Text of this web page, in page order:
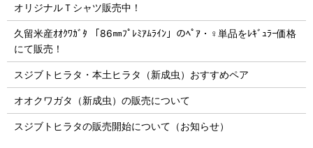
オリジナルＴシャツ販売中！
久留米産ｵｵｸﾜｶﾞﾀ 「86㎜ﾌﾟﾚﾐｱﾑﾗｲﾝ」のﾍﾟｱ・♀単品をﾚｷﾞｭﾗｰ価格
にて販売！
スジブトヒラタ・本土ヒラタ（新成虫）おすすめペア
オオクワガタ（新成虫）の販売について
スジブトヒラタの販売開始について（お知らせ）